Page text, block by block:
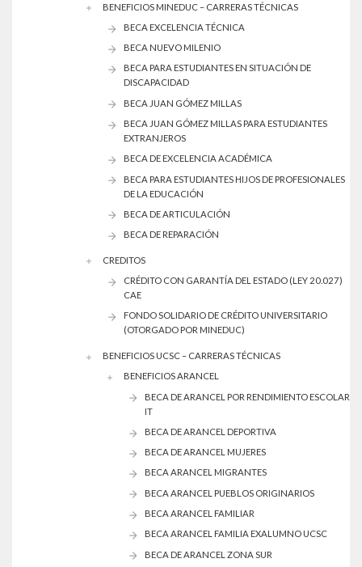
BENEFICIOS MINEDUC – CARRERAS TÉCNICAS
BECA EXCELENCIA TÉCNICA
BECA NUEVO MILENIO
BECA PARA ESTUDIANTES EN SITUACIÓN DE
DISCAPACIDAD
BECA JUAN GÓMEZ MILLAS
BECA JUAN GÓMEZ MILLAS PARA ESTUDIANTES
EXTRANJEROS
BECA DE EXCELENCIA ACADÉMICA
BECA PARA ESTUDIANTES HIJOS DE PROFESIONALES
DE LA EDUCACIÓN
BECA DE ARTICULACIÓN
BECA DE REPARACIÓN
CREDITOS
CRÉDITO CON GARANTÍA DEL ESTADO (LEY 20.027)
CAE
FONDO SOLIDARIO DE CRÉDITO UNIVERSITARIO
(OTORGADO POR MINEDUC)
BENEFICIOS UCSC – CARRERAS TÉCNICAS
BENEFICIOS ARANCEL
BECA DE ARANCEL POR RENDIMIENTO ESCOLAR
IT
BECA DE ARANCEL DEPORTIVA
BECA DE ARANCEL MUJERES
BECA ARANCEL MIGRANTES
BECA ARANCEL PUEBLOS ORIGINARIOS
BECA ARANCEL FAMILIAR
BECA ARANCEL FAMILIA EXALUMNO UCSC
BECA DE ARANCEL ZONA SUR